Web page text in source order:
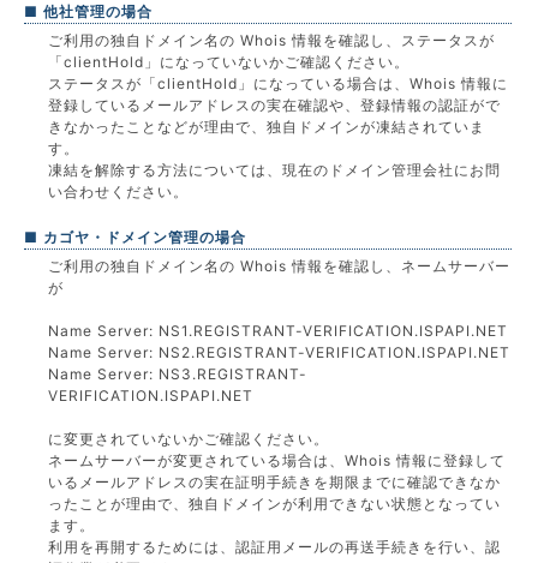
■ 他社管理の場合
ご利用の独自ドメイン名の Whois 情報を確認し、ステータスが
「clientHold」になっていないかご確認ください。
ステータスが「clientHold」になっている場合は、Whois 情報に
登録しているメールアドレスの実在確認や、登録情報の認証がで
きなかったことなどが理由で、独自ドメインが凍結されていま
す。
凍結を解除する方法については、現在のドメイン管理会社にお問
い合わせください。
■ カゴヤ・ドメイン管理の場合
ご利用の独自ドメイン名の Whois 情報を確認し、ネームサーバー
が
Name Server: NS1.REGISTRANT-VERIFICATION.ISPAPI.NET
Name Server: NS2.REGISTRANT-VERIFICATION.ISPAPI.NET
Name Server: NS3.REGISTRANT-
VERIFICATION.ISPAPI.NET
に変更されていないかご確認ください。
ネームサーバーが変更されている場合は、Whois 情報に登録して
いるメールアドレスの実在証明手続きを期限までに確認できなか
ったことが理由で、独自ドメインが利用できない状態となってい
ます。
利用を再開するためには、認証用メールの再送手続きを行い、認